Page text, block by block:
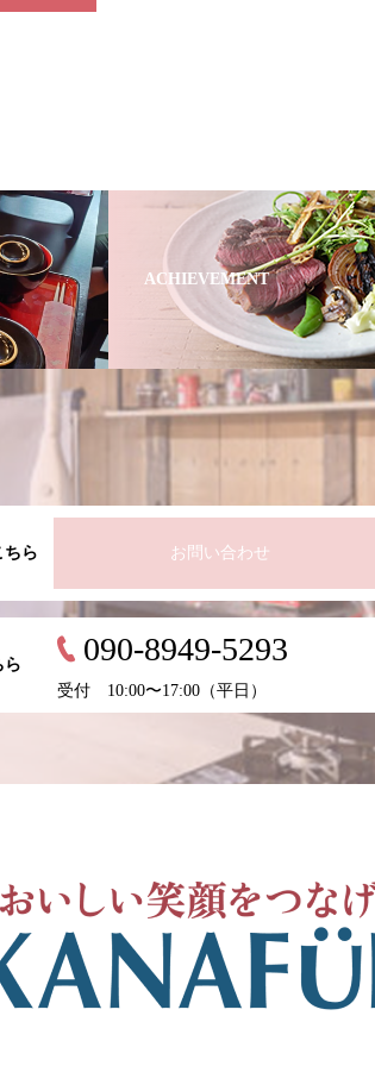
ACHIEVEMENT
ちら お問い合わせ
ら 090-8949-5293
受付 10:00〜17:00（平日）